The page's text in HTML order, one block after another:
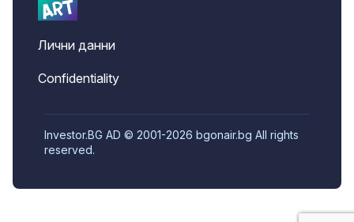
Лични данни
Confidentiality
Investor.BG AD © 2001-2026 bgonair.bg All rights
reserved.